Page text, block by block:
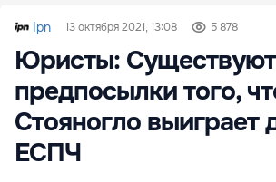
Ipn 13 октября 2021, 13:08 5 878
Юристы: Существуют
предпосылки того,
Стояногло выиграет
ЕСПЧ